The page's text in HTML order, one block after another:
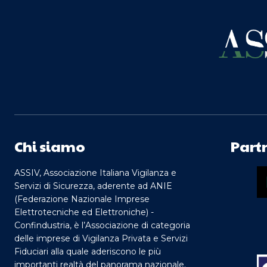
Chi siamo
ASSIV, Associazione Italiana Vigilanza e
Servizi di Sicurezza, aderente ad ANIE
(Federazione Nazionale Imprese
Elettrotecniche ed Elettroniche) -
Confindustria, è l’Associazione di categoria
delle imprese di Vigilanza Privata e Servizi
Fiduciari alla quale aderiscono le più
importanti realtà del panorama nazionale.